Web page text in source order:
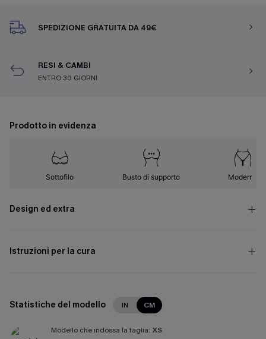
SPEDIZIONE GRATUITA DA 49€
RESI & CAMBI
ENTRO 30 GIORNI
Prodotto in evidenza
Sottofilo Busto di supporto Moderno
Design ed extra
Istruzioni per la cura
Statistiche del modello IN CM
Modello che indossa la taglia: XS